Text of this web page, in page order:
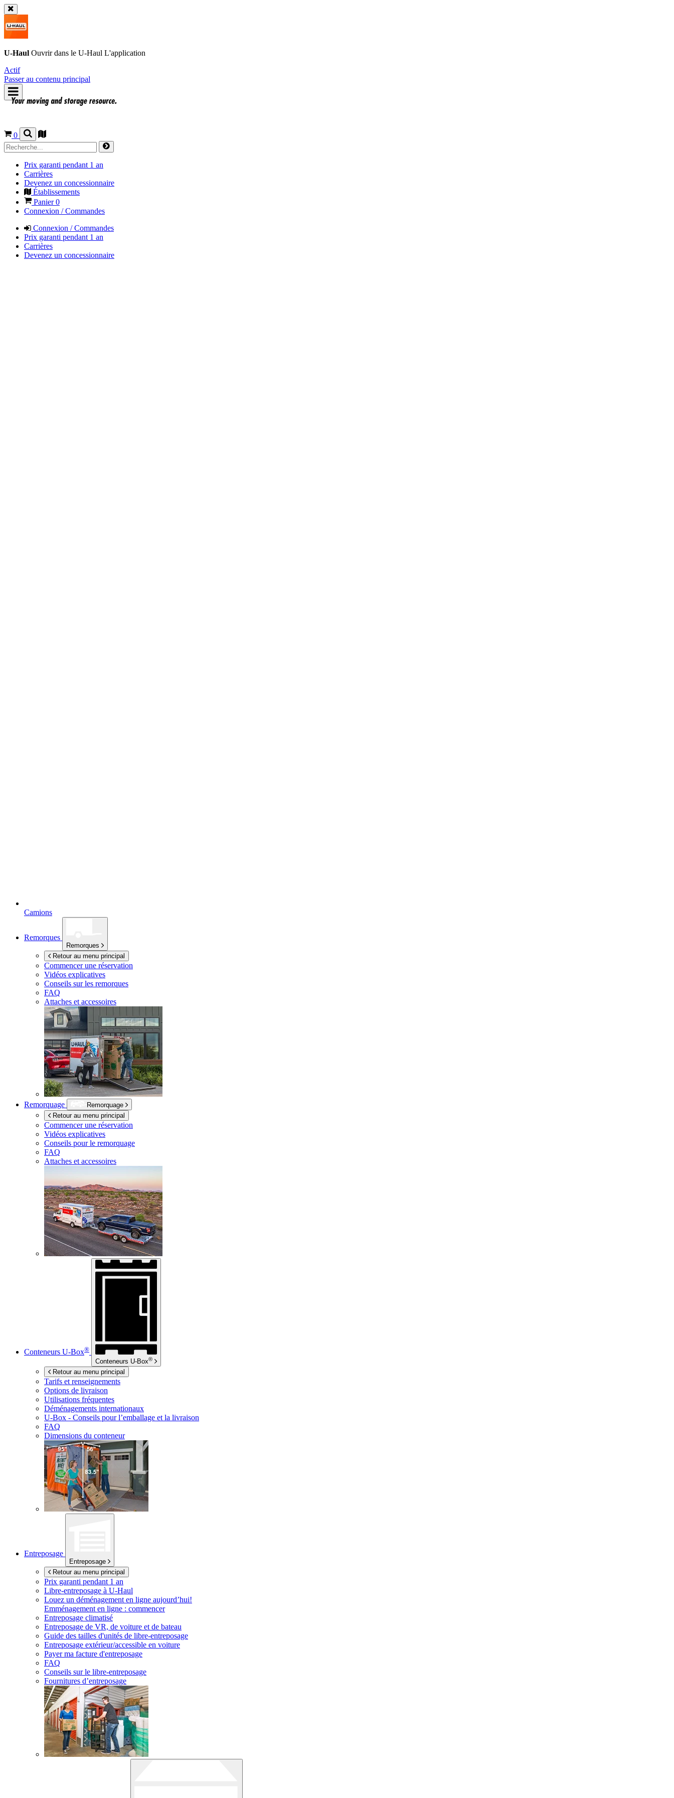
U-Haul Ouvrir dans le U-Haul L'application
Actif
Passer au contenu principal
0
Prix garanti pendant 1 an
Carrières
Devenez un concessionnaire
Établissements
Panier0
Connexion / Commandes
Connexion / Commandes
Prix garanti pendant 1 an
Carrières
Devenez un concessionnaire
Camions
Remorques
Remorques
Retour au menu principal
Commencer une réservation
Vidéos explicatives
Conseils sur les remorques
FAQ
Attaches et accessoires
Remorquage
Remorquage
Retour au menu principal
Commencer une réservation
Vidéos explicatives
Conseils pour le remorquage
FAQ
Attaches et accessoires
Conteneurs U-Box®
Conteneurs U-Box®
Retour au menu principal
Tarifs et renseignements
Options de livraison
Utilisations fréquentes
Déménagements internationaux
U-Box - Conseils pour l’emballage et la livraison
FAQ
Dimensions du conteneur
Entreposage
Entreposage
Retour au menu principal
Prix garanti pendant 1 an
Libre-entreposage à U-Haul
Louez un déménagement en ligne aujourd’hui!
Emménagement en ligne : commencer
Entreposage climatisé
Entreposage de VR, de voiture et de bateau
Guide des tailles d'unités de libre-entreposage
Entreposage extérieur/accessible en voiture
Payer ma facture d'entreposage
FAQ
Conseils sur le libre-entreposage
Fournitures d’entreposage